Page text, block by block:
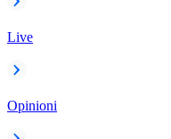
Live
Opinioni